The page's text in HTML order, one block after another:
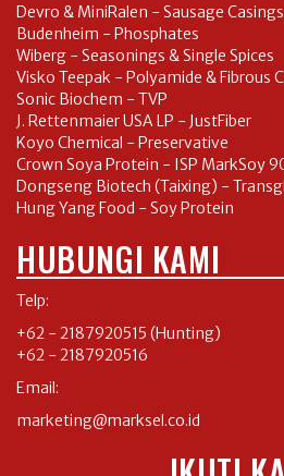
Devro & MiniRalen - Sausage Casings
Budenheim - Phosphates
Wiberg - Seasonings & Single Spices
Visko Teepak - Polyamide & Fibrous
Sonic Biochem - TVP
J. Rettenmaier USA LP - JustFiber
Koyo Chemical - Preservative
Crown Soya Protein - ISP MarkSoy
Dongseng Biotech (Taixing) -
Hung Yang Food - Soy Protein
HUBUNGI KAMI
Telp:
+62 - 2187920515 (Hunting)
+62 - 2187920516
Email:
marketing@marksel.co.id